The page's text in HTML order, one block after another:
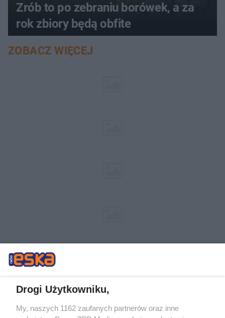
Zrób to po zebraniu borówek, a za
rok zbiory będą obfite
ZOBACZ WIĘCEJ
Drogi Użytkowniku,
My, naszych 1162 zaufanych partnerów oraz inne